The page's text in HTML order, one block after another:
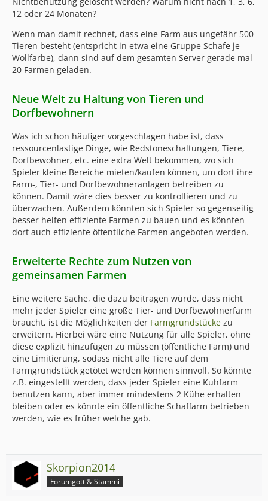
12 oder 24 Monaten?
Wenn man damit rechnet, dass eine Farm aus ungefähr 500
Tieren besteht (entspricht in etwa eine Gruppe Schafe je
Wollfarbe), dann sind auf dem gesamten Server gerade mal
20 Farmen geladen.
Neue Welt zu Haltung von Tieren und
Dorfbewohnern
Was ich schon häufiger vorgeschlagen habe ist, dass
ressourcenlastige Dinge, wie Redstoneschaltungen, Tiere,
Dorfbewohner, etc. eine extra Welt bekommen, wo sich
Spieler kleine Bereiche mieten/kaufen können, um dort ihre
Farm-, Tier- und Dorfbewohneranlagen betreiben zu
können. Damit wäre dies besser zu kontrollieren und zu
überwachen. Außerdem könnten sich Spieler so gegenseitig
besser helfen effiziente Farmen zu bauen und es könnten
dort auch effiziente öffentliche Farmen angeboten werden.
Erweiterte Rechte zum Nutzen von
gemeinsamen Farmen
Eine weitere Sache, die dazu beitragen würde, dass nicht
mehr jeder Spieler eine große Tier- und Dorfbewohnerfarm
braucht, ist die Möglichkeiten der Farmgrundstücke zu
erweitern. Hierbei wäre eine Nutzung für alle Spieler, ohne
diese explizit hinzufügen zu müssen (öffentliche Farm) und
eine Limitierung, sodass nicht alle Tiere auf dem
Farmgrundstück getötet werden können sinnvoll. So könnte
z.B. eingestellt werden, dass jeder Spieler eine Kuhfarm
benutzen kann, aber immer mindestens 2 Kühe erhalten
bleiben oder es könnte ein öffentliche Schaffarm betrieben
werden, wie es früher welche gab.
Skorpion2014
Forumgott & Stammi